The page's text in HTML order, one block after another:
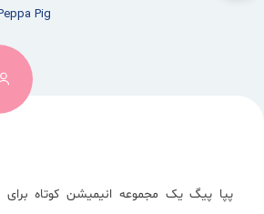
Peppa Pig
پپا پیگ یک مجموعه انیمیشن کوتاه برای